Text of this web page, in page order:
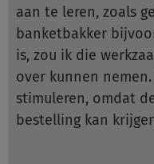
aan te leren, zoals
banketbakker
is, zou ik die
over kunnen
stimuleren, omdat
bestelling kan